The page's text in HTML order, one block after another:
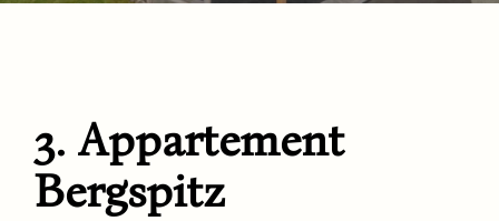
3. Appartement
Bergspitz